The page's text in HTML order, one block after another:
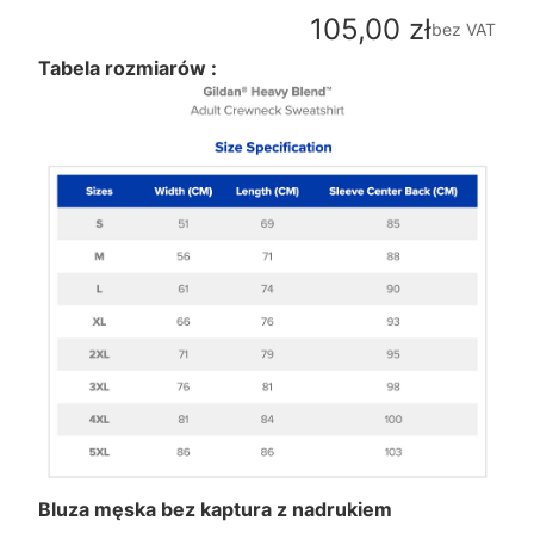
Cena
105,00 złbez VAT
Tabela rozmiarów :
Bluza męska bez kaptura z nadrukiem